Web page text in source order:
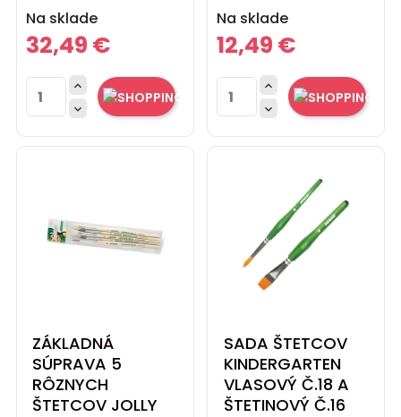
Na sklade
Cena
32,49 €


Na sklade
Cena
12,49 €


ZÁKLADNÁ
SÚPRAVA 5
RÔZNYCH
ŠTETCOV JOLLY
SADA ŠTETCOV
KINDERGARTEN
VLASOVÝ Č.18 A
ŠTETINOVÝ Č.16